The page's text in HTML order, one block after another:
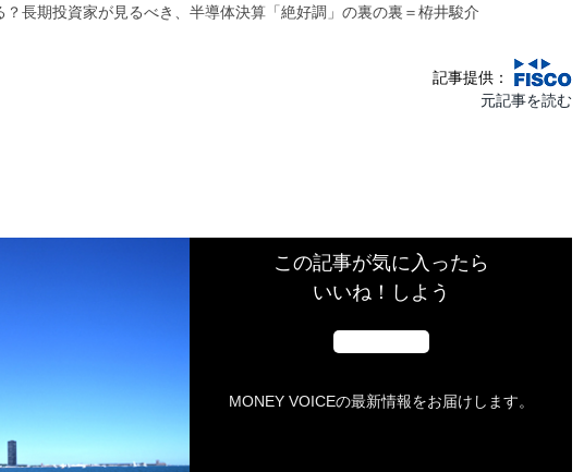
？長期投資家が見るべき、半導体決算「絶好調」の裏の裏＝栫井駿介
記事提供：
元記事を読む
この記事が気に入ったら
いいね！しよう
MONEY VOICEの最新情報をお届けします。